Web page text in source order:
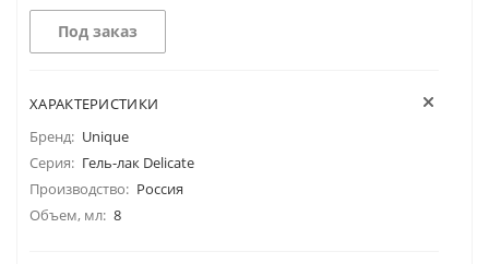
Под заказ
ХАРАКТЕРИСТИКИ
Бренд: Unique
Серия: Гель-лак Delicate
Производство: Россия
Объем, мл: 8